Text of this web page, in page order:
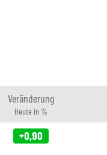
Veränderung
Heute in %
+0,90